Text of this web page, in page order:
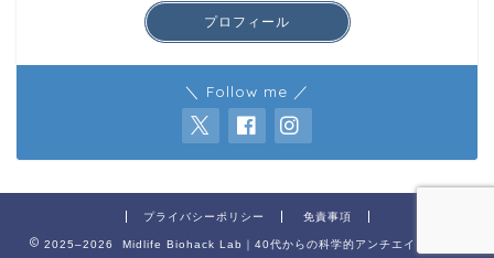
プロフィール
＼ Follow me ／
プライバシーポリシー 免責事項
2025–2026 Midlife Biohack Lab｜40代からの科学的アンチエイジング術